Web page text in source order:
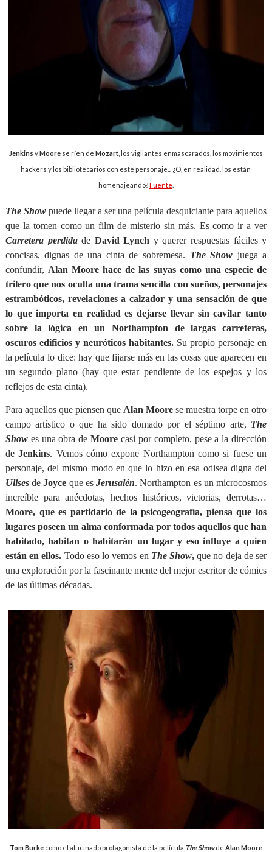
Jenkins yMoore se ríen de Mozart, los vigilantes enmascarados, los movimientos
hackers y los bibliotecarios con este personaje... ¿O, en realidad, los están
homenajeando?Fuente
The Showpuede llegar a ser una película desquiciante para aquellos
que la tomen como un film de misterio sin más. Es como ir a ver
Carretera perdidade David Lynch y querer respuestas fáciles y
concisas, dignas de una cinta de sobremesa. The Show juega a
confundir, Alan Moore hace de las suyas como una especie de
trilero que nos oculta una trama sencilla con sueños, personajes
estrambóticos, revelaciones a calzador y una sensación de que
lo que importa en realidad es dejarse llevar sin cavilar tanto
sobre la lógica en un Northampton de largas carreteras,
oscuros edificios y neuróticos habitantes. Su propio personaje en
la película lo dice: hay que fijarse más en las cosas que aparecen en
un segundo plano (hay que estar pendiente de los espejos y los
reflejos de esta cinta).
Para aquellos que piensen que Alan Moore se muestra torpe en otro
campo artístico o que ha sido domado por el séptimo arte, The
Showes una obra deMoore casi por completo, pese a la dirección
deJenkins. Vemos cómo expone Northampton como si fuese un
personaje, del mismo modo en que lo hizo en esa odisea digna del
UlisesdeJoyce que esJerusalén. Northampton es un microcosmos
increíble para anécdotas, hechos históricos, victorias, derrotas…
Moore, que es partidario de la psicogeografía, piensa que los
lugares poseen un alma conformada por todos aquellos que han
habitado, habitan o habitarán un lugar y eso influye a quien
están en ellos. Todo eso lo vemos en The Show,que no deja de ser
una exploración por la fascinante mente del mejor escritor de cómics
de las últimas décadas.
Tom Burkecomo el alucinado protagonista de la película The Showde Alan Moore